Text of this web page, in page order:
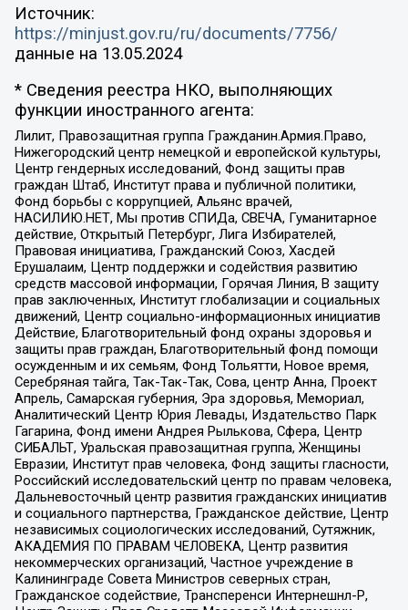
Источник:
https://minjust.gov.ru/ru/documents/7756/
данные на 13.05.2024
* Сведения реестра НКО, выполняющих
функции иностранного агента:
Лилит, Правозащитная группа Гражданин.Армия.Право,
Нижегородский центр немецкой и европейской культуры,
Центр гендерных исследований, Фонд защиты прав
граждан Штаб, Институт права и публичной политики,
Фонд борьбы с коррупцией, Альянс врачей,
НАСИЛИЮ.НЕТ, Мы против СПИДа, СВЕЧА, Гуманитарное
действие, Открытый Петербург, Лига Избирателей,
Правовая инициатива, Гражданский Союз, Хасдей
Ерушалаим, Центр поддержки и содействия развитию
средств массовой информации, Горячая Линия, В защиту
прав заключенных, Институт глобализации и социальных
движений, Центр социально-информационных инициатив
Действие, Благотворительный фонд охраны здоровья и
защиты прав граждан, Благотворительный фонд помощи
осужденным и их семьям, Фонд Тольятти, Новое время,
Серебряная тайга, Так-Так-Так, Сова, центр Анна, Проект
Апрель, Самарская губерния, Эра здоровья, Мемориал,
Аналитический Центр Юрия Левады, Издательство Парк
Гагарина, Фонд имени Андрея Рылькова, Сфера, Центр
СИБАЛЬТ, Уральская правозащитная группа, Женщины
Евразии, Институт прав человека, Фонд защиты гласности,
Российский исследовательский центр по правам человека,
Дальневосточный центр развития гражданских инициатив
и социального партнерства, Гражданское действие, Центр
независимых социологических исследований, Сутяжник,
АКАДЕМИЯ ПО ПРАВАМ ЧЕЛОВЕКА, Центр развития
некоммерческих организаций, Частное учреждение в
Калининграде Совета Министров северных стран,
Гражданское содействие, Трансперенси Интернешнл-Р,